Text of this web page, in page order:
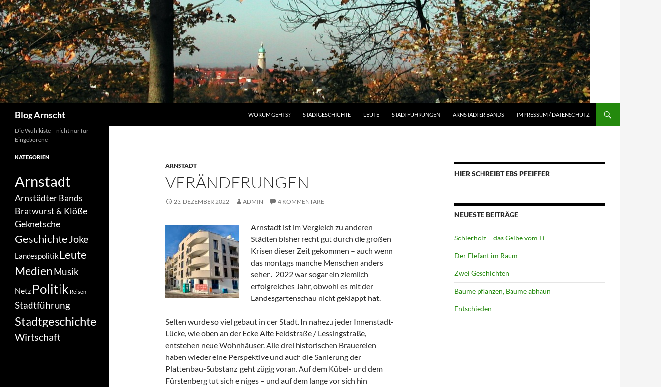
Zum
Inhalt
springen
Blog Arnscht WORUM GEHTS? STADTGESCHICHTE LEUTE STADTFÜHRUNGEN ARNSTÄDTER BANDS IMPRESSUM / DATENSCHUTZ
ARNSTADT
VERÄNDERUNGEN
23. DEZEMBER 2022 ADMIN 4 KOMMENTARE
Arnstadt ist im Vergleich zu anderen
Städten bisher recht gut durch die großen
Krisen dieser Zeit gekommen – auch wenn
das montags manche Menschen anders
sehen. 2022 war sogar ein ziemlich
erfolgreiches Jahr, obwohl es mit der
Landesgartenschau nicht geklappt hat.
Selten wurde so viel gebaut in der Stadt. In nahezu jeder Innenstadt-
Lücke, wie oben an der Ecke Alte Feldstraße / Lessingstraße,
entstehen neue Wohnhäuser. Alle drei historischen Brauereien
haben wieder eine Perspektive und auch die Sanierung der
Plattenbau-Substanz geht zügig voran. Auf dem Kübel- und dem
Fürstenberg tut sich einiges – und auf dem lange vor sich hin
HIER SCHREIBT EBS PFEIFFER
NEUESTE BEITRÄGE
Schierholz – das Gelbe vom Ei
Der Elefant im Raum
Zwei Geschichten
Bäume pflanzen, Bäume abhaun
Entschieden
Die Wühlkiste – nicht nur für
Eingeborene
KATEGORIEN
Arnstadt
Arnstädter Bands
Bratwurst & Klöße
Geknetsche
GeschichteJoke
LandespolitikLeute
MedienMusik
Netz Politik Reisen
Stadtführung
Stadtgeschichte
Wirtschaft